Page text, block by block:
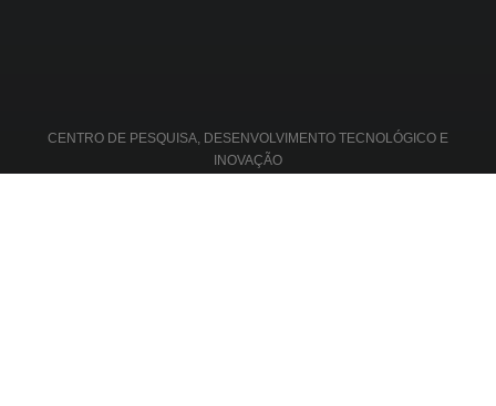
CENTRO DE PESQUISA, DESENVOLVIMENTO TECNOLÓGICO E
INOVAÇÃO